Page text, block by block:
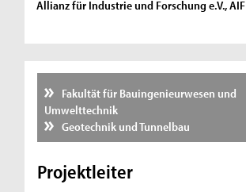
Allianz für Industrie und Forschung e.V., AIF
Fakultät für Bauingenieurwesen und
Umwelttechnik
Geotechnik und Tunnelbau
Projektleiter